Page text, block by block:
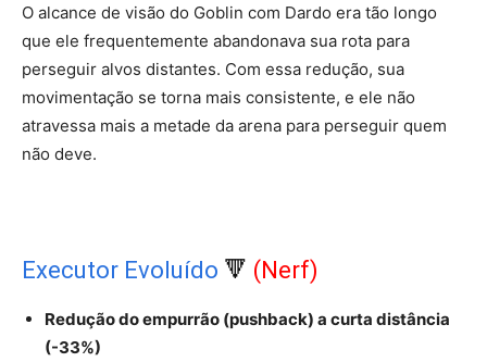
O alcance de visão do Goblin com Dardo era tão longo
que ele frequentemente abandonava sua rota para
perseguir alvos distantes. Com essa redução, sua
movimentação se torna mais consistente, e ele não
atravessa mais a metade da arena para perseguir quem
não deve.
Executor Evoluído 🔻 (Nerf)
Redução do empurrão (pushback) a curta distância
(-33%)